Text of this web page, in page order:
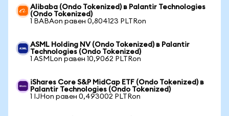
Alibaba (Ondo Tokenized) в Palantir Technologies
(Ondo Tokenized)
1 BABAon равен 0,804123 PLTRon
ASML Holding NV (Ondo Tokenized) в Palantir
Technologies (Ondo Tokenized)
1 ASMLon равен 10,9062 PLTRon
iShares Core S&P MidCap ETF (Ondo Tokenized) в
Palantir Technologies (Ondo Tokenized)
1 IJHon равен 0,493002 PLTRon